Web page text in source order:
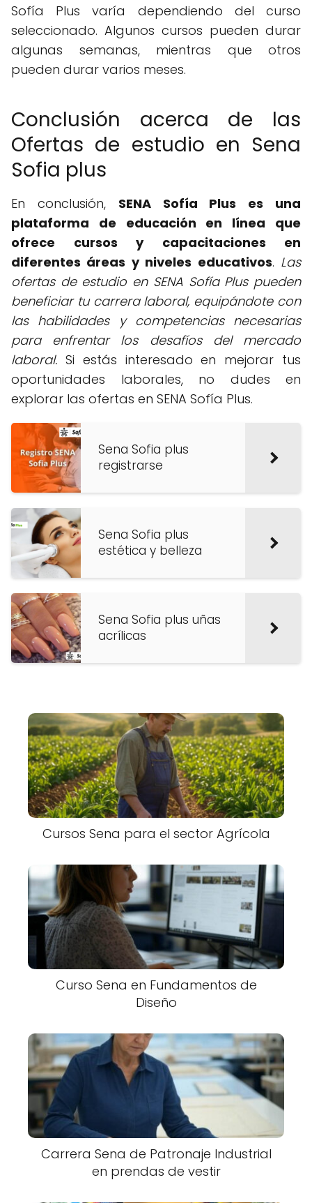
Sofía Plus varía dependiendo del curso
seleccionado. Algunos cursos pueden durar
algunas semanas, mientras que otros
pueden durar varios meses.
Conclusión acerca de las
Ofertas de estudio en Sena
Sofia plus
En conclusión, SENA Sofía Plus es una
plataforma de educación en línea que
ofrece cursos y capacitaciones en
diferentes áreas y niveles educativos. Las
ofertas de estudio en SENA Sofía Plus pueden
beneficiar tu carrera laboral, equipándote con
las habilidades y competencias necesarias
para enfrentar los desafíos del mercado
laboral. Si estás interesado en mejorar tus
oportunidades laborales, no dudes en
explorar las ofertas en SENA Sofía Plus.
Sena Sofia plus
registrarse
Sena Sofia plus
estética y belleza
Sena Sofia plus uñas
acrílicas
Cursos Sena para el sector Agrícola
Curso Sena en Fundamentos de
Diseño
Carrera Sena de Patronaje Industrial
en prendas de vestir